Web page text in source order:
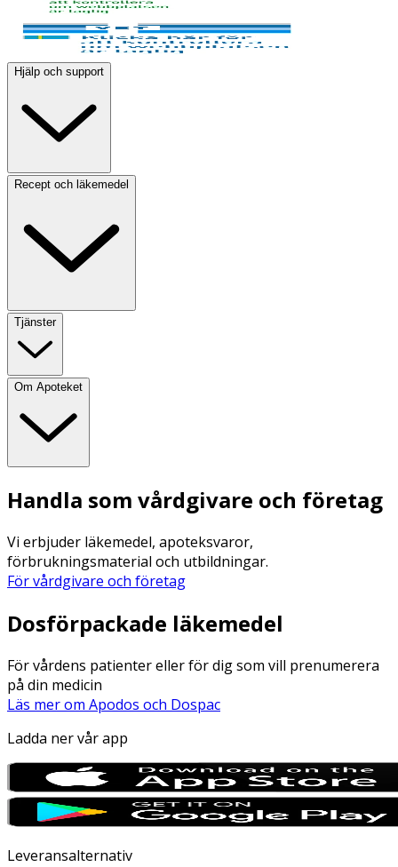
Hjälp och support
Recept och läkemedel
Tjänster
Om Apoteket
Handla som vårdgivare och företag
Vi erbjuder läkemedel, apoteksvaror,
förbrukningsmaterial och utbildningar.
För vårdgivare och företag
Dosförpackade läkemedel
För vårdens patienter eller för dig som vill prenumerera
på din medicin
Läs mer om Apodos och Dospac
Ladda ner vår app
Leveransalternativ